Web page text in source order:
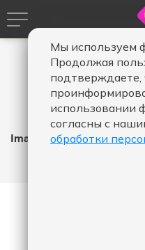
Imael Angel
Мы используем
Продолжая
подтверждаете,
использовании
согласны с
обработки